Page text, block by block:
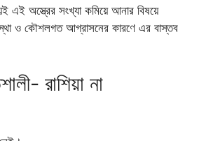
এই অস্ত্রের সংখ্যা কমিয়ে আনার বিষয়ে
ও কৌশলগত আগ্রাসনের কারণে এর বাস্তব
রাশিয়া না